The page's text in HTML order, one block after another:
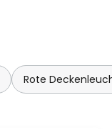
Rote